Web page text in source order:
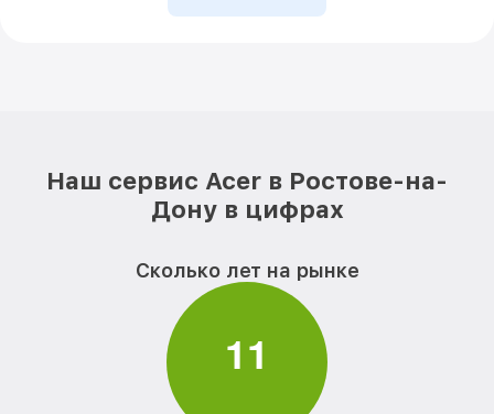
Наш сервис Acer в Ростове-на-
Дону в цифрах
Сколько лет на рынке
11